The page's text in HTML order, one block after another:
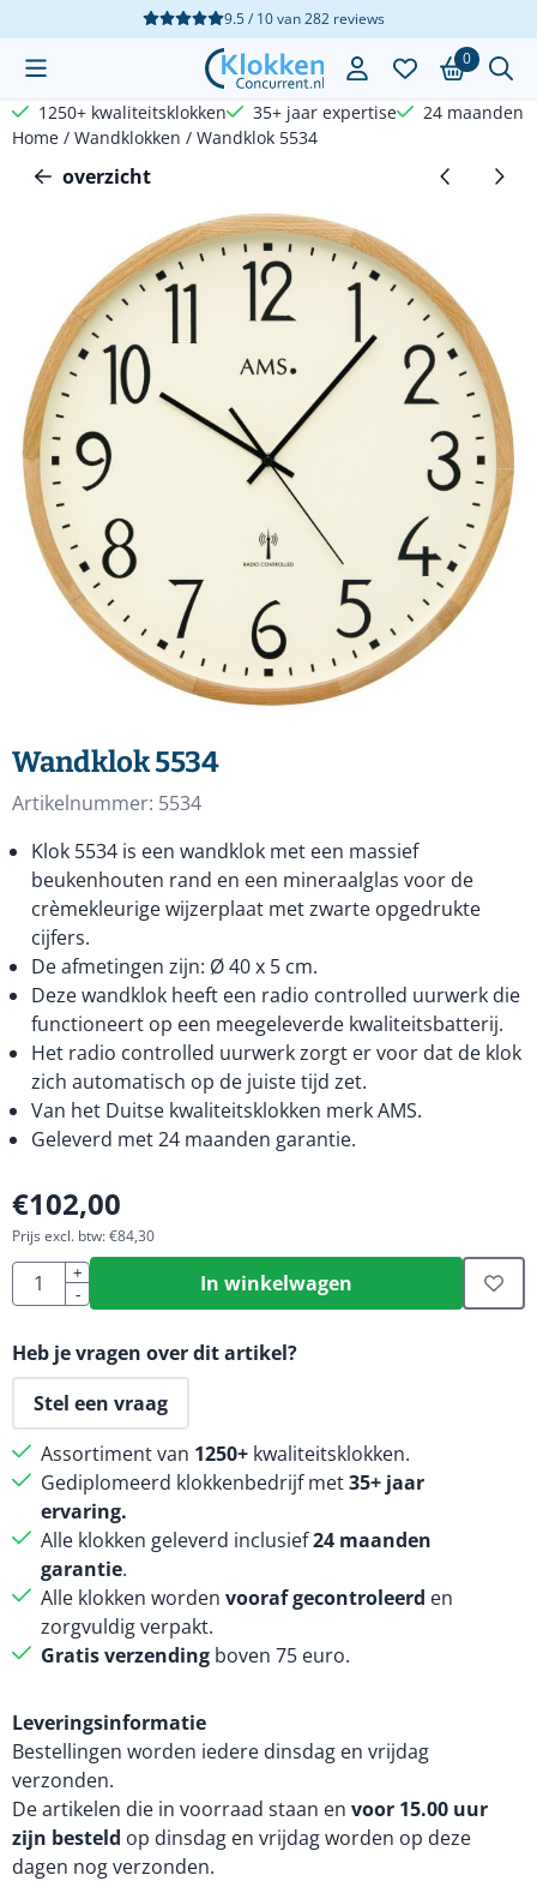
Cookievoorkeuren zijn beschikbaar. Kies instellingen of sta
9.5 / 10van282reviews
0
1250+ kwaliteitsklokken 35+ jaar expertise
24 maanden
Home / Wandklokken / Wandklok 5534
overzicht
Wandklok 5534
Artikelnummer: 5534
Klok 5534 is een wandklok met een massief
beukenhouten rand en een mineraalglas voor de
crèmekleurige wijzerplaat met zwarte opgedrukte
cijfers.
De afmetingen zijn: Ø 40 x 5 cm.
Deze wandklok heeft een radio controlled uurwerk die
functioneert op een meegeleverde kwaliteitsbatterij.
Het radio controlled uurwerk zorgt er voor dat de klok
zich automatisch op de juiste tijd zet.
Van het Duitse kwaliteitsklokken merk AMS.
Geleverd met 24 maanden garantie.
€102,00
Prijs excl. btw:€84,30
Aantal
+
-
In winkelwagen
Heb je vragen over dit artikel?
Stel een vraag
Assortiment van 1250+ kwaliteitsklokken.
Gediplomeerd klokkenbedrijf met35+ jaar
ervaring.
Alle klokken geleverd inclusief24 maanden
garantie.
Alle klokken worden vooraf gecontroleerd en
zorgvuldig verpakt.
Gratis verzending boven 75 euro.
Leveringsinformatie
Bestellingen worden iedere dinsdag en vrijdag
verzonden.
De artikelen die in voorraad staan en voor 15.00 uur
zijn besteld op dinsdag en vrijdag worden op deze
dagen nog verzonden.